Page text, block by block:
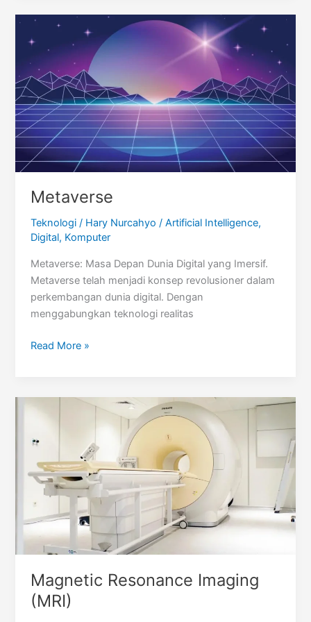
(IoT)
Metaverse
Teknologi / Hary Nurcahyo/Artificial Intelligence,
Digital, Komputer
Metaverse: Masa Depan Dunia Digital yang Imersif.
Metaverse telah menjadi konsep revolusioner dalam
perkembangan dunia digital. Dengan
menggabungkan teknologi realitas
Metaverse
Read More »
Magnetic Resonance Imaging
(MRI)